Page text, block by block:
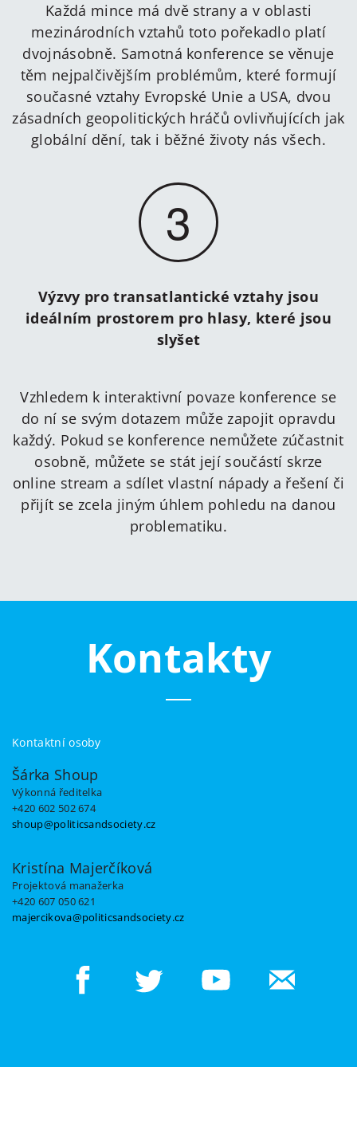
Každá mince má dvě strany a v oblasti
mezinárodních vztahů toto pořekadlo platí
dvojnásobně. Samotná konference se věnuje
těm nejpalčivějším problémům, které formují
současné vztahy Evropské Unie a USA, dvou
zásadních geopolitických hráčů ovlivňujících jak
globální dění, tak i běžné životy nás všech.
3
Výzvy pro transatlantické vztahy jsou
ideálním prostorem pro hlasy, které jsou
slyšet
Vzhledem k interaktivní povaze konference se
do ní se svým dotazem může zapojit opravdu
každý. Pokud se konference nemůžete zúčastnit
osobně, můžete se stát její součástí skrze
online stream a sdílet vlastní nápady a řešení či
přijít se zcela jiným úhlem pohledu na danou
problematiku.
Kontakty
Kontaktní osoby
Šárka Shoup
Výkonná ředitelka
+420 602 502 674
shoup@politicsandsociety.cz
Kristína Majerčíková
Projektová manažerka
+420 607 050 621
majercikova@politicsandsociety.cz